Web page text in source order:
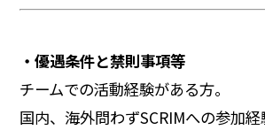
・優遇条件と禁則事項等
チームでの活動経験がある方。
国内、海外問わずSCRIMへの参加経